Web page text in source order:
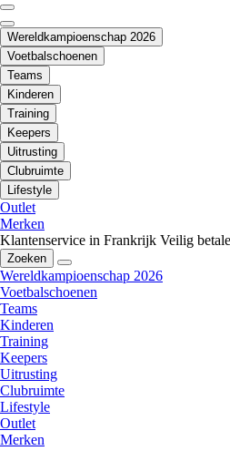
Wereldkampioenschap 2026
Voetbalschoenen
Teams
Kinderen
Training
Keepers
Uitrusting
Clubruimte
Lifestyle
Outlet
Merken
Klantenservice in Frankrijk Veilig
Zoeken
Wereldkampioenschap 2026
Voetbalschoenen
Teams
Kinderen
Training
Keepers
Uitrusting
Clubruimte
Lifestyle
Outlet
Merken